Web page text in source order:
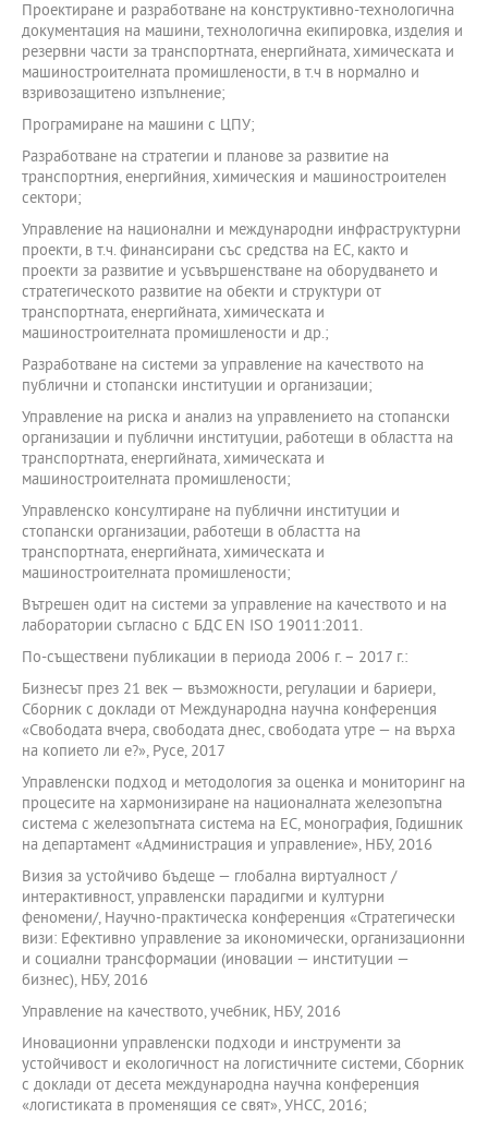
Проектиране и разработване на конструктивно-технологична
документация на машини, технологична екипировка, изделия и
резервни части за транспортната, енергийната, химическата и
машиностроителната промишлености, в т.ч в нормално и
взривозащитено изпълнение;
Програмиране на машини с ЦПУ;
Разработване на стратегии и планове за развитие на
транспортния, енергийния, химическия и машиностроителен
сектори;
Управление на национални и международни инфраструктурни
проекти, в т.ч. финансирани със средства на ЕС, както и
проекти за развитие и усъвършенстване на оборудването и
стратегическото развитие на обекти и структури от
транспортната, енергийната, химическата и
машиностроителната промишлености и др.;
Разработване на системи за управление на качеството на
публични и стопански институции и организации;
Управление на риска и анализ на управлението на стопански
организации и публични институции, работещи в областта на
транспортната, енергийната, химическата и
машиностроителната промишлености;
Управленско консултиране на публични институции и
стопански организации, работещи в областта на
транспортната, енергийната, химическата и
машиностроителната промишлености;
Вътрешен одит на системи за управление на качеството и на
лаборатории съгласно с БДС EN ISO 19011:2011.
По-съществени публикации в периода 2006 г. – 2017 г.:
Бизнесът през 21 век — възможности, регулации и бариери,
Сборник с доклади от Международна научна конференция
«Свободата вчера, свободата днес, свободата утре — на върха
на копието ли е?», Русе, 2017
Управленски подход и методология за оценка и мониторинг на
процесите на хармонизиране на националната железопътна
система с железопътната система на ЕС, монография, Годишник
на департамент «Администрация и управление», НБУ, 2016
Визия за устойчиво бъдеще — глобална виртуалност /
интерактивност, управленски парадигми и културни
феномени/, Научно-практическа конференция «Стратегически
визи: Ефективно управление за икономически, организационни
и социални трансформации (иновации — институции —
бизнес), НБУ, 2016
Управление на качеството, учебник, НБУ, 2016
Иновационни управленски подходи и инструменти за
устойчивост и екологичност на логистичните системи, Сборник
с доклади от десета международна научна конференция
«логистиката в променящия се свят», УНСС, 2016;